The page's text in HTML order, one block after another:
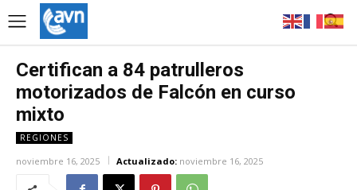
Certifican a 84 patrulleros
motorizados de Falcón en curso
mixto
REGIONES
noviembre 16, 2025 Actualizado: noviembre 16, 2025